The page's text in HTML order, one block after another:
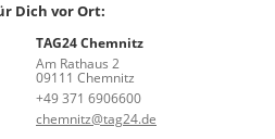
Dich vor Ort:
TAG24 Chemnitz
Am Rathaus 2
09111 Chemnitz
+49 371 6906600
chemnitz@tag24.de